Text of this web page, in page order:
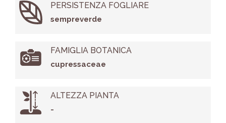
PERSISTENZA FOGLIARE
sempreverde
FAMIGLIA BOTANICA
cupressaceae
ALTEZZA PIANTA
-